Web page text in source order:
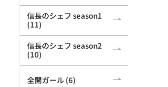
信長のシェフ season1
(11)
信長のシェフ season2
(10)
全開ガール (6)